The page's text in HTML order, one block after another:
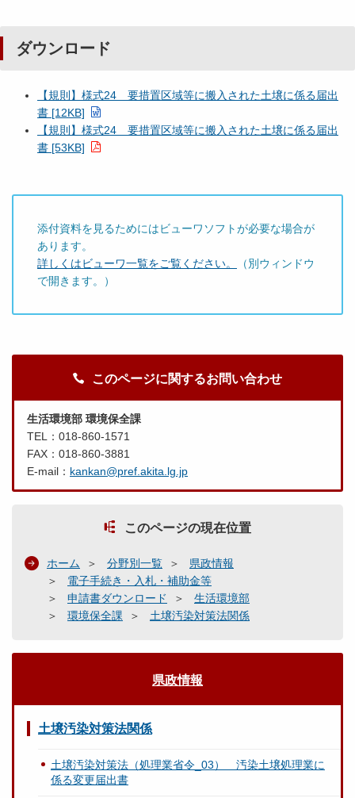
ダウンロード
【規則】様式24 要措置区域等に搬入された土壌に係る届出
書 [12KB]
【規則】様式24 要措置区域等に搬入された土壌に係る届出
書 [53KB]
添付資料を見るためにはビューワソフトが必要な場合が
あります。
詳しくはビューワ一覧をご覧ください。
（別ウィンドウ
で開きます。）
このページに関するお問い合わせ
生活環境部 環境保全課
TEL：018-860-1571
FAX：018-860-3881
E-mail： kankan@pref.akita.lg.jp
このページの現在位置
ホーム 分野別一覧
県政情報
電子手続き・入札・補助金等
申請書ダウンロード
生活環境部
環境保全課
土壌汚染対策法関係
県政情報
土壌汚染対策法関係
土壌汚染対策法（処理業省令_03） 汚染土壌処理業に
係る変更届出書